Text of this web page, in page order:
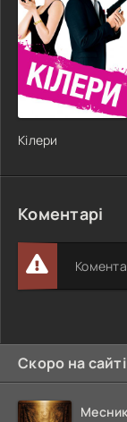
Кілери
Коментарі
Скоро на сайті